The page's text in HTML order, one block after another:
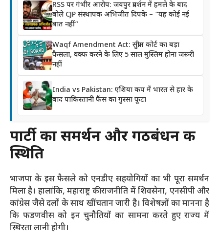
RSS पर गंभीर आरोप: जयपुर प्रदर्शन में हमले के बाद
बोले CJP संस्थापक अभिजीत दिपके – “यह कोई नई
बात नहीं”
Waqf Amendment Act: सुप्रीम कोर्ट का बड़ा
फैसला, वक्फ करने के लिए 5 साल मुस्लिम होना जरूरी
नहीं
India vs Pakistan: एशिया कप में भारत से हार के
बाद पाकिस्तानी फैंस का गुस्सा फूटा
पार्टी का समर्थन और गठबंधन की
स्थिति
भाजपा के इस फैसले को एनडीए सहयोगियों का भी पूरा समर्थन
मिला है। हालांकि, महाराष्ट्र की राजनीति में शिवसेना, एनसीपी और
कांग्रेस जैसे दलों के साथ खींचतान जारी है। विशेषज्ञों का मानना है
कि फडणवीस को इन चुनौतियों का सामना करते हुए राज्य में
स्थिरता लानी होगी।